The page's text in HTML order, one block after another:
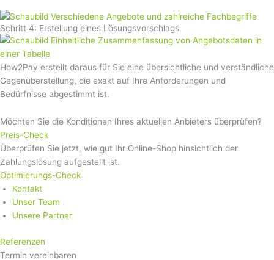
Schritt 4: Erstellung eines Lösungsvorschlags
How2Pay erstellt daraus für Sie eine übersichtliche und verständliche
Gegenüberstellung, die exakt auf Ihre Anforderungen und
Bedürfnisse abgestimmt ist.
Möchten Sie die Konditionen Ihres aktuellen Anbieters überprüfen?
Preis-Check
Überprüfen Sie jetzt, wie gut Ihr Online-Shop hinsichtlich der
Zahlungslösung aufgestellt ist.
Optimierungs-Check
Kontakt
Unser Team
Unsere Partner
Referenzen
Termin vereinbaren